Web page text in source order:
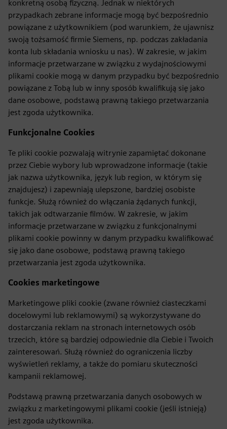
konkretną osobą fizyczną. Jednak w niektórych
przypadkach zebrane informacje mogą być bezpośrednio
powiązane z użytkownikiem (pod warunkiem, że ujawnisz
swoją tożsamość firmie Siemens, np. podczas zakładania
konta lub składania wniosku u nas). W zakresie, w jakim
informacje przetwarzane w związku z wydajnościowymi
plikami cookie mogą w danym przypadku być bezpośrednio
powiązane z Tobą lub w inny sposób kwalifikują się jako
dane osobowe, podstawą prawną takiego przetwarzania
jest zgoda użytkownika.
Funkcjonalne Cookies
Te pliki cookie pozwalają witrynie zapamiętać dokonane
przez Ciebie wybory lub wprowadzone informacje (takie
jak nazwa użytkownika, język lub region, w którym się
znajdujesz) i zapewniają ulepszone, bardziej osobiste
funkcje. Służą również do włączania żądanych funkcji,
takich jak odtwarzanie filmów. W zakresie, w jakim
informacje przetwarzane w związku z funkcjonalnymi
plikami cookie powinny w danym przypadku kwalifikować
się jako dane osobowe, podstawą prawną takiego
przetwarzania jest zgoda użytkownika.
Cookies marketingowe
Marketingowe pliki cookie (zwane również ciasteczkami
docelowymi lub reklamowymi) są wykorzystywane do
dostarczania reklam na stronach internetowych osób
trzecich, które są bardziej odpowiednie dla Ciebie i Twoich
zainteresowań. Służą również do ograniczenia liczby
wyświetleń reklamy, a także do pomiaru skuteczności
kampanii reklamowej.
Podstawą prawną przetwarzania danych osobowych w
związku z marketingowymi plikami cookie (jeśli istnieją)
jest zgoda użytkownika.